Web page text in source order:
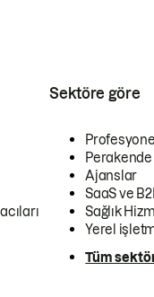
Sektöre göre
Ajanslar
SaaS ve
Sağlık
Yerel
Tüm